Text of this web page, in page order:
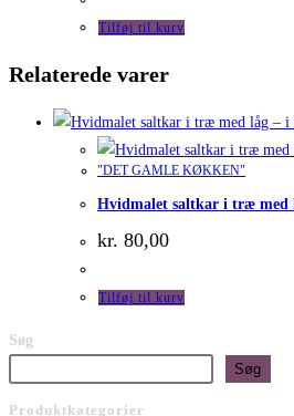
Tilføj til kurv
Relaterede varer
"DET GAMLE KØKKEN"
Hvidmalet saltkar i træ med
kr. 80,00
Tilføj til kurv
Søg
Søg
Produktkategorier